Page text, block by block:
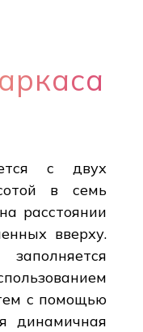
с двух
в семь
расстоянии
вверху.
с помощью
динамичная